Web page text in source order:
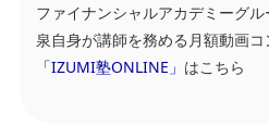
ファイナンシャルアカデミーグル
泉自身が講師を務める月額動画コ
「IZUMI塾ONLINE」 はこちら